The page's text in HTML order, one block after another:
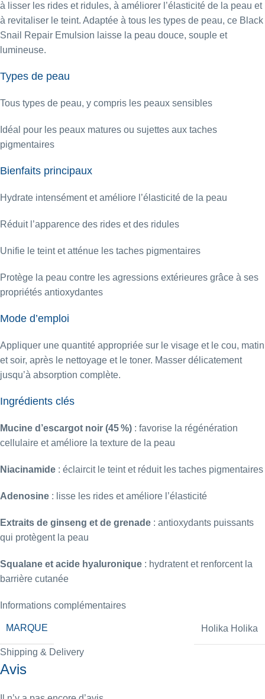
à lisser les rides et ridules, à améliorer l’élasticité de la peau et
à revitaliser le teint. Adaptée à tous les types de peau, ce Black
Snail Repair Emulsion laisse la peau douce, souple et
lumineuse.
Types de peau
Tous types de peau, y compris les peaux sensibles
Idéal pour les peaux matures ou sujettes aux taches
pigmentaires
Bienfaits principaux
Hydrate intensément et améliore l’élasticité de la peau
Réduit l’apparence des rides et des ridules
Unifie le teint et atténue les taches pigmentaires
Protège la peau contre les agressions extérieures grâce à ses
propriétés antioxydantes
Mode d’emploi
Appliquer une quantité appropriée sur le visage et le cou, matin
et soir, après le nettoyage et le toner. Masser délicatement
jusqu’à absorption complète.
Ingrédients clés
Mucine d’escargot noir (45 %) : favorise la régénération
cellulaire et améliore la texture de la peau
Niacinamide : éclaircit le teint et réduit les taches pigmentaires
Adenosine : lisse les rides et améliore l’élasticité
Extraits de ginseng et de grenade : antioxydants puissants
qui protègent la peau
Squalane et acide hyaluronique : hydratent et renforcent la
barrière cutanée
Informations complémentaires
MARQUE Holika Holika
Shipping & Delivery
Avis